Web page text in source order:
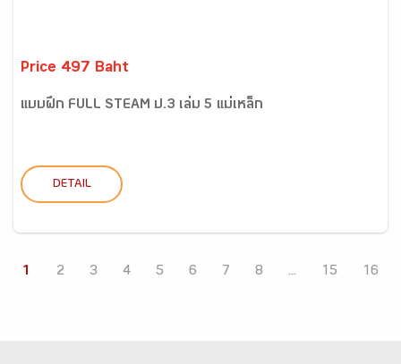
Price 497 Baht
แบบฝึก FULL STEAM ป.3 เล่ม 5 แม่เหล็ก
DETAIL
1 2 3 4 5 6 7 8 ... 15 16